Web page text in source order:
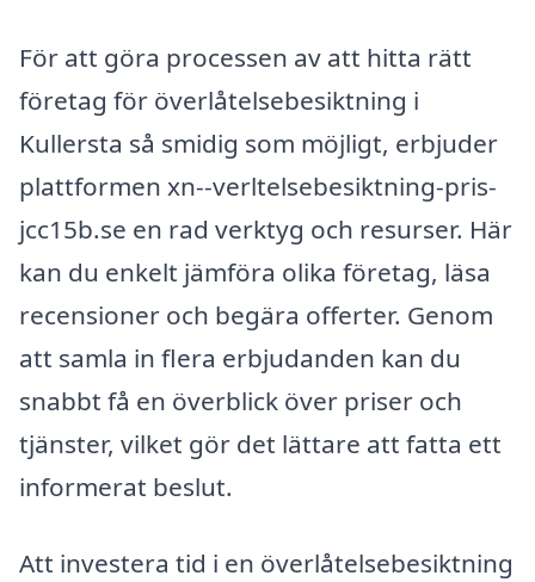
För att göra processen av att hitta rätt
företag för överlåtelsebesiktning i
Kullersta så smidig som möjligt, erbjuder
plattformen xn--verltelsebesiktning-pris-
jcc15b.se en rad verktyg och resurser. Här
kan du enkelt jämföra olika företag, läsa
recensioner och begära offerter. Genom
att samla in flera erbjudanden kan du
snabbt få en överblick över priser och
tjänster, vilket gör det lättare att fatta ett
informerat beslut.
Att investera tid i en överlåtelsebesiktning